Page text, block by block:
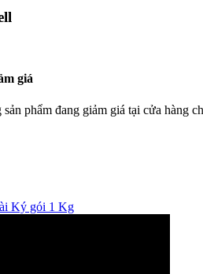
giá
phẩm đang giảm giá tại cửa hàng